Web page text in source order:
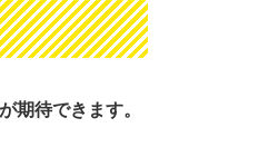
期待できます。